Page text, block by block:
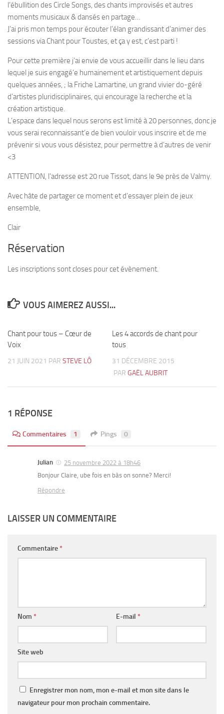
l’ébullition des Circle Songs, des chants improvisés et autres
moments musicaux & dansés en partage…
J’ai pris mon temps pour écouter l’élan grandissant d’animer des
sessions via Chant pour Toustes, et ça y est, c’est parti !
Pour cette première j’ai envie de vous accueillir dans le lieu dans
lequel je suis engagé’e humainement et artistiquement depuis
quelques années, ; la Friche Lamartine, un grand vivier do-géré
d’artistes pluridisciplinaires, qui encourage la recherche et la
création artistique.
L’espace dans lequel nous serons est limité à 20 personnes, donc je
vous serai reconnaissant’e de bien vouloir vous inscrire et de me
prévenir si vous vous désistez, pour permettre à d’autres de venir
<3
ATTENTION, l’adresse est 20 rue Tissot, dans le 9e près de Valmy.
Avec hâte de partager ce moment et d’essayer plein de jeux
ensemble,
Clair
Réservation
Les inscriptions sont closes pour cet évènement.
VOUS AIMEREZ AUSSI...
Chant pour tous – Cœur de
Voix
21 JUIN 2021 PAR STEVE LÔ
Les 4 accords de chant pour
tous
31 DÉCEMBRE 2015
PAR GAËL AUBRIT
1 RÉPONSE
Commentaires 1 Pings 0
Julian
25 novembre 2022 à 18h46
Bonjour Claire, ube fois en bàs on sonne? Merci!
Répondre
LAISSER UN COMMENTAIRE
Commentaire *
Nom * E-mail *
Site web
Enregistrer mon nom, mon e-mail et mon site dans le
navigateur pour mon prochain commentaire.